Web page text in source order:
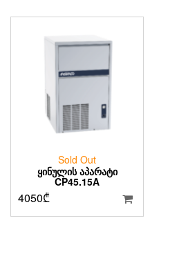
Sold Out
ᲧᲘᲜᲣᲚᲘᲡ ᲐᲞᲐᲠᲐᲢᲘ
CP45.15A
4050₾